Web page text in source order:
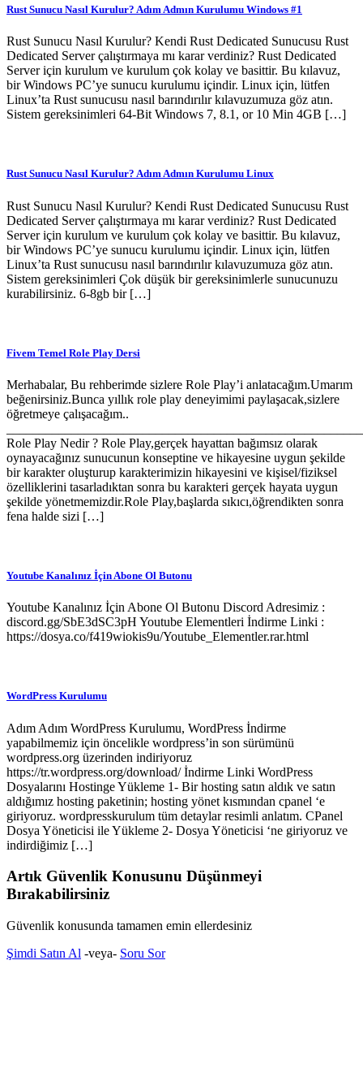
Rust Sunucu Nasıl Kurulur? Adım Admın Kurulumu Windows #1
Rust Sunucu Nasıl Kurulur? Kendi Rust Dedicated Sunucusu Rust
Dedicated Server çalıştırmaya mı karar verdiniz? Rust Dedicated
Server için kurulum ve kurulum çok kolay ve basittir. Bu kılavuz,
bir Windows PC’ye sunucu kurulumu içindir. Linux için, lütfen
Linux’ta Rust sunucusu nasıl barındırılır kılavuzumuza göz atın.
Sistem gereksinimleri 64-Bit Windows 7, 8.1, or 10 Min 4GB […]
Rust Sunucu Nasıl Kurulur? Adım Admın Kurulumu Linux
Rust Sunucu Nasıl Kurulur? Kendi Rust Dedicated Sunucusu Rust
Dedicated Server çalıştırmaya mı karar verdiniz? Rust Dedicated
Server için kurulum ve kurulum çok kolay ve basittir. Bu kılavuz,
bir Windows PC’ye sunucu kurulumu içindir. Linux için, lütfen
Linux’ta Rust sunucusu nasıl barındırılır kılavuzumuza göz atın.
Sistem gereksinimleri Çok düşük bir gereksinimlerle sunucunuzu
kurabilirsiniz. 6-8gb bir […]
Fivem Temel Role Play Dersi
Merhabalar, Bu rehberimde sizlere Role Play’i anlatacağım.Umarım
beğenirsiniz.Bunca yıllık role play deneyimimi paylaşacak,sizlere
öğretmeye çalışacağım..
Role Play Nedir ? Role Play,gerçek hayattan bağımsız olarak
oynayacağınız sunucunun konseptine ve hikayesine uygun şekilde
bir karakter oluşturup karakterimizin hikayesini ve kişisel/fiziksel
özelliklerini tasarladıktan sonra bu karakteri gerçek hayata uygun
şekilde yönetmemizdir.Role Play,başlarda sıkıcı,öğrendikten sonra
fena halde sizi […]
Youtube Kanalınız İçin Abone Ol Butonu
Youtube Kanalınız İçin Abone Ol Butonu Discord Adresimiz :
discord.gg/SbE3dSC3pH Youtube Elementleri İndirme Linki :
https://dosya.co/f419wiokis9u/Youtube_Elementler.rar.html
WordPress Kurulumu
Adım Adım WordPress Kurulumu, WordPress İndirme
yapabilmemiz için öncelikle wordpress’in son sürümünü
wordpress.org üzerinden indiriyoruz
https://tr.wordpress.org/download/ İndirme Linki WordPress
Dosyalarını Hostinge Yükleme 1- Bir hosting satın aldık ve satın
aldığımız hosting paketinin; hosting yönet kısmından cpanel ‘e
giriyoruz. wordpresskurulum tüm detaylar resimli anlatım. CPanel
Dosya Yöneticisi ile Yükleme 2- Dosya Yöneticisi ‘ne giriyoruz ve
indirdiğimiz […]
Artık Güvenlik Konusunu Düşünmeyi
Bırakabilirsiniz
Güvenlik konusunda tamamen emin ellerdesiniz
Şimdi Satın Al -veya- Soru Sor